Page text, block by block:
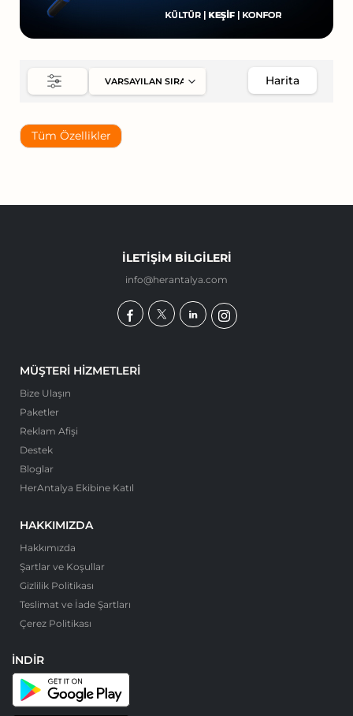
Harita
Tüm Özellikler
İLETIŞIM BILGILERI
info@herantalya.com
MÜŞTERI HIZMETLERI
Bize Ulaşın
Paketler
Reklam Afişi
Destek
Bloglar
HerAntalya Ekibine Katıl
HAKKIMIZDA
Hakkımızda
Şartlar ve Koşullar
Gizlilik Politikası
Teslimat ve İade Şartları
Çerez Politikası
İNDIR